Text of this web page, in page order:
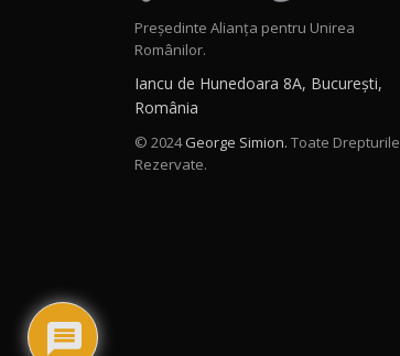
Președinte Alianța pentru Unirea
Românilor.
Iancu de Hunedoara 8A, București,
România
© 2024George Simion. Toate Drepturile
Rezervate.